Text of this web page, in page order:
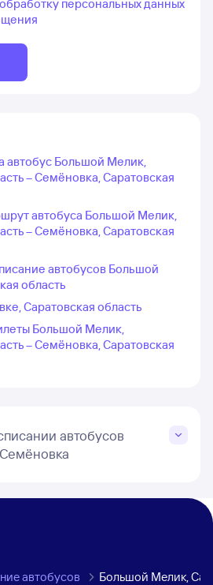
обработку персональных данных
автобус Большой Мелик,
– Семёновка, Саратовская
автобуса Большой Мелик,
– Семёновка, Саратовская
автобусов Большой
область
Саратовская область
Большой Мелик,
– Семёновка, Саратовская
автобусов
автобусов Большой Мелик,